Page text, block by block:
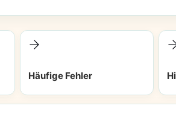
Häufige Fehler